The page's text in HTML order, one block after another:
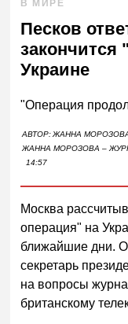
В МИРЕ
Песков
закончится
Украине
"Операция
АВТОР:ЖАННА
ЖАННА МОРОЗОВА –
14:57
Москва
операция" на
ближайшие дни.
секретарь
на вопросы
британскому